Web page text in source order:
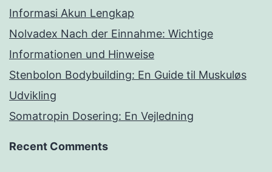
Informasi Akun Lengkap
Nolvadex Nach der Einnahme: Wichtige
Informationen und Hinweise
Stenbolon Bodybuilding: En Guide til Muskuløs
Udvikling
Somatropin Dosering: En Vejledning
Recent Comments